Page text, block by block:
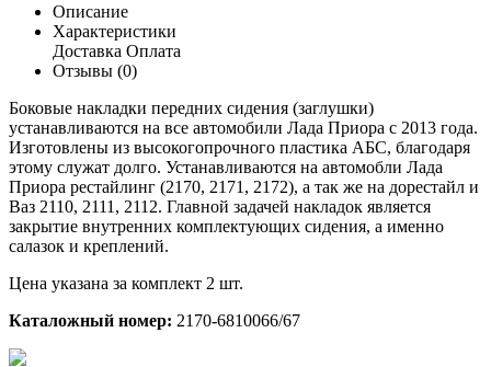
Описание
Характеристики
Доставка Оплата
Отзывы (0)
Боковые накладки передних сидения (заглушки)
устанавливаются на все автомобили Лада Приора с 2013 года.
Изготовлены из высокогопрочного пластика АБС, благодаря
этому служат долго. Устанавливаются на автомобли Лада
Приора рестайлинг (2170, 2171, 2172), а так же на дорестайл и
Ваз 2110, 2111, 2112. Главной задачей накладок является
закрытие внутренних комплектующих сидения, а именно
салазок и креплений.
Цена указана за комплект 2 шт.
Каталожный номер: 2170-6810066/67